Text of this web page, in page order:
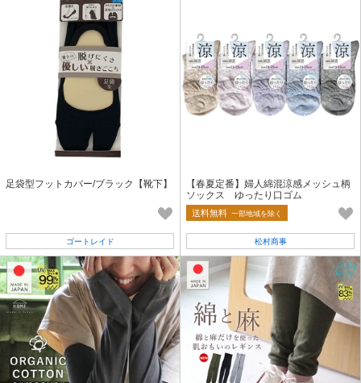
足袋型フットカバー/ブラック【靴下】
ゴートレイド
【春夏定番】婦人綿混涼感メッシュ柄
ソックス ゆったり口ゴム
送料無料 一部地域を除く
松村商事